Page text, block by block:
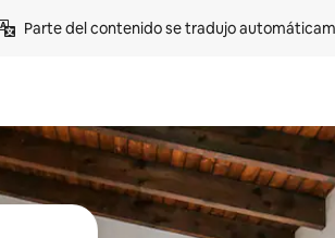
Parte del contenido se tradujo